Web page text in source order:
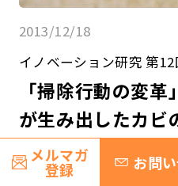
2013/12/18
イノベーション研究 第
「掃除行動の変
が生み出したカビ
場メルマガ
登録 お問